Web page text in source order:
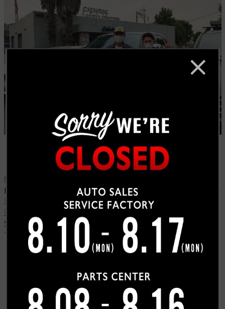
釣りやキャンプで使う為にタンドラを探しており、弊社
HPを見てご来店頂き、展示車輛を見て、お客様お好みの
車輛をオーダーさせて頂きました。
追加でカスタムのご用命も有難う御座います！！
S社長、この度は弊社をご用命頂き誠に有難う御座いま
す。今後とも宜しくお願い致します！
お客様紹介一覧にもどる